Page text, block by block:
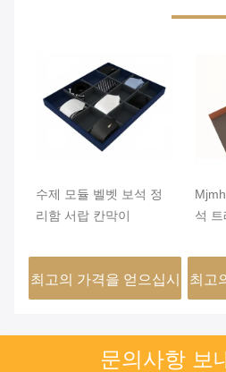
수제 모듈 벨벳 보석 정
리함 서랍 칸막이
최고의 가격을 얻으십시
석 트
최고
문의사항 보